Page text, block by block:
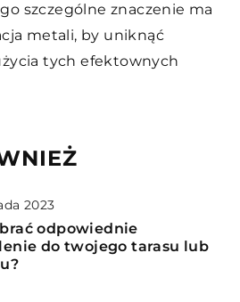
szczególne znaczenie ma
metali, by uniknąć
tych efektownych
2023
odpowiednie
do twojego tarasu lub